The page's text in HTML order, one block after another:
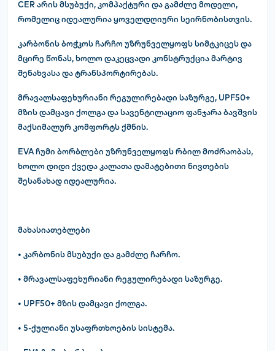
CER არის მსუბუქი, კომპაქტური და გამძლე მოდელი,
რომელიც იდეალურია ყოველდღიური სეირნობისთვის.
კარბონის ბოჭკოს ჩარჩო უზრუნველყოფს სიმტკიცეს და
მცირე წონას, ხოლო დაკეცვადი კონსტრუქცია მარტივ
შენახვასა და ტრანსპორტირებას.
მრავალსაფეხურიანი რეგულირებადი საზურგე, UPF50+
მზის დამცავი ქოლგა და სავენტილაციო ფანჯარა ბავშვის
მაქსიმალურ კომფორტს ქმნის.
EVA ჩუმი ბორბლები უზრუნველყოფს რბილ მოძრაობას,
ხოლო დიდი ქვედა კალათა დამატებითი ნივთების
შესანახად იდეალურია.
მახასიათებლები
• კარბონის მსუბუქი და გამძლე ჩარჩო.
• მრავალსაფეხურიანი რეგულირებადი საზურგე.
• UPF50+ მზის დამცავი ქოლგა.
• 5-ქულიანი უსაფრთხოების სისტემა.